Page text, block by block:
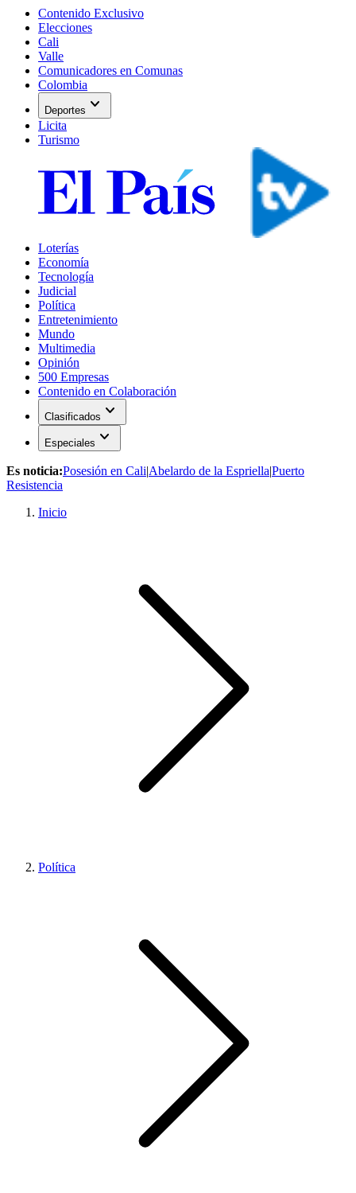
Contenido Exclusivo
Elecciones
Cali
Valle
Comunicadores en Comunas
Colombia
Deportes expand_more
Licita
Turismo
Loterías
Economía
Tecnología
Judicial
Política
Entretenimiento
Mundo
Multimedia
Opinión
500 Empresas
Contenido en Colaboración
Clasificados expand_more
Especiales expand_more
Es noticia:Posesión en Cali|Abelardo de la Espriella|Puerto
Resistencia
Inicio
Política